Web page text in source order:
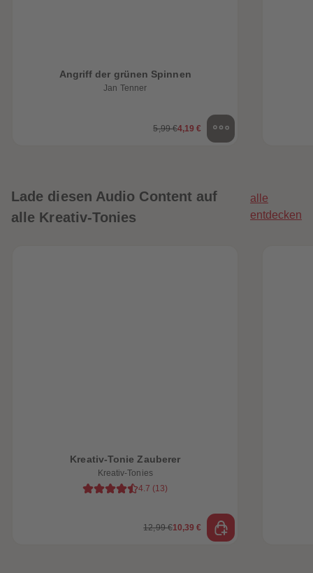
Angriff der grünen Spinnen
Jan Tenner
5,99 €4,19 €
Lade diesen Audio Content auf
alle Kreativ-Tonies
alle
entdecken
Kreativ-Tonie Zauberer
Kreativ-Tonies
4.7 (13)
12,99 €10,39 €